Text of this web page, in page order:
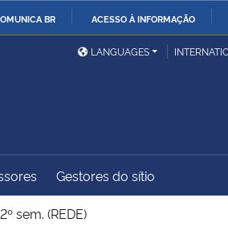
BR ACESSO À INFORMAÇÃO
Ministério das Relações
Exteriores
Controladoria-Geral da
União
LANGUAGES
Gestores do sítio
sem. (REDE)